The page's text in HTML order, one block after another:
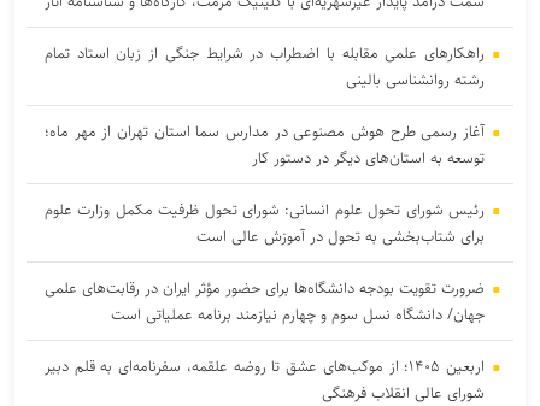
راهکارهای علمی مقابله با اضطراب در شرایط جنگی از زبان استاد تمام
رشته روانشناسی بالینی
آغاز رسمی طرح هوش مصنوعی در مدارس سما استان تهران از مهر ماه؛
توسعه به استان‌های دیگر در دستور کار
رئیس شورای تحول علوم انسانی: شورای تحول ظرفیت مکمل وزارت علوم
برای شتاب‌بخشی به تحول در آموزش عالی است
ضرورت تقویت بودجه دانشگاه‌ها برای حضور مؤثر ایران در رقابت‌های علمی
جهان/ دانشگاه نسل سوم و چهارم نیازمند برنامه عملیاتی است
اربعین ۱۴۰۵؛ از موکب‌های عشق تا روضه علقمه، سفرنامه‌ای به قلم دبیر
شورای عالی انقلاب فرهنگی